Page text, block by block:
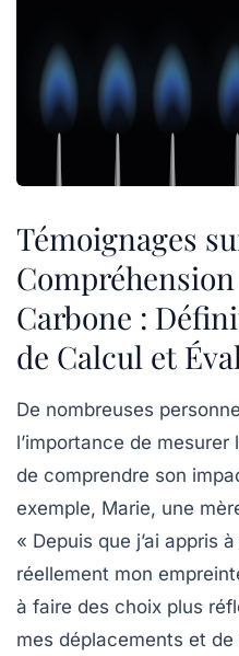
Témoignages
Carbone :
de Calcul et
De nombreuses
l’importance de mesurer
de comprendre son
exemple, Marie, une
« Depuis que j’ai appris
réellement mon
à faire des choix plus
mes déplacements et de